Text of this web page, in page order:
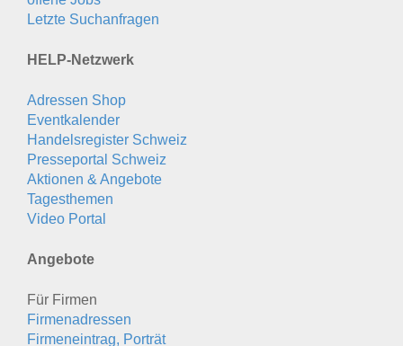
Letzte Suchanfragen
HELP-Netzwerk
Adressen Shop
Eventkalender
Handelsregister Schweiz
Presseportal Schweiz
Aktionen & Angebote
Tagesthemen
Video Portal
Angebote
Für Firmen
Firmenadressen
Firmeneintrag, Porträt